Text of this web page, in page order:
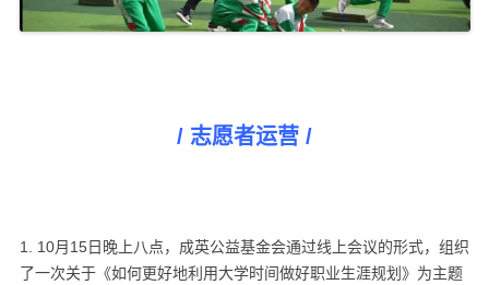
/ 志愿者运营 /
1. 10月15日晚上八点，成英公益基金会通过线上会议的形式，组织
了一次关于《如何更好地利用大学时间做好职业生涯规划》为主题